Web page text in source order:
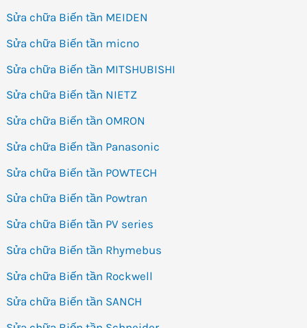
Sửa chữa Biến tần MEIDEN
Sửa chữa Biến tần micno
Sửa chữa Biến tần MITSHUBISHI
Sửa chữa Biến tần NIETZ
Sửa chữa Biến tần OMRON
Sửa chữa Biến tần Panasonic
Sửa chữa Biến tần POWTECH
Sửa chữa Biến tần Powtran
Sửa chữa Biến tần PV series
Sửa chữa Biến tần Rhymebus
Sửa chữa Biến tần Rockwell
Sửa chữa Biến tần SANCH